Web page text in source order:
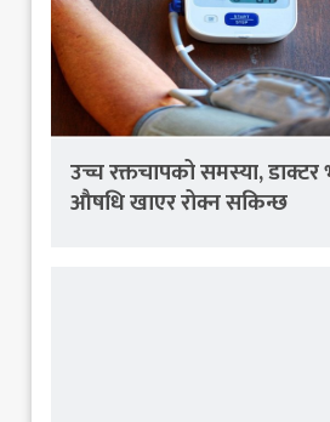
उच्च रक्तचापको समस्या,
औषधि खाएर रोक्न सकिन्छ